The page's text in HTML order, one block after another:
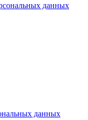
данных
данных